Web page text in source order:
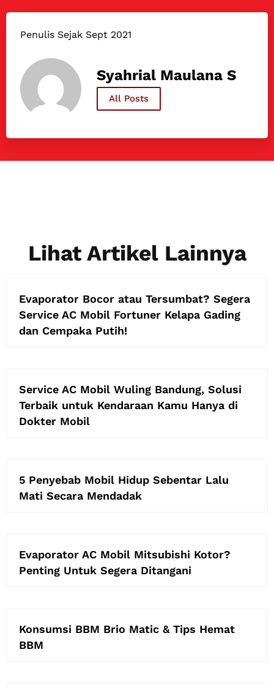
Penulis Sejak Sept 2021
Syahrial Maulana S
All Posts
Lihat Artikel Lainnya
Evaporator Bocor atau Tersumbat? Segera
Service AC Mobil Fortuner Kelapa Gading
dan Cempaka Putih!
Service AC Mobil Wuling Bandung, Solusi
Terbaik untuk Kendaraan Kamu Hanya di
Dokter Mobil
5 Penyebab Mobil Hidup Sebentar Lalu
Mati Secara Mendadak
Evaporator AC Mobil Mitsubishi Kotor?
Penting Untuk Segera Ditangani
Konsumsi BBM Brio Matic & Tips Hemat
BBM